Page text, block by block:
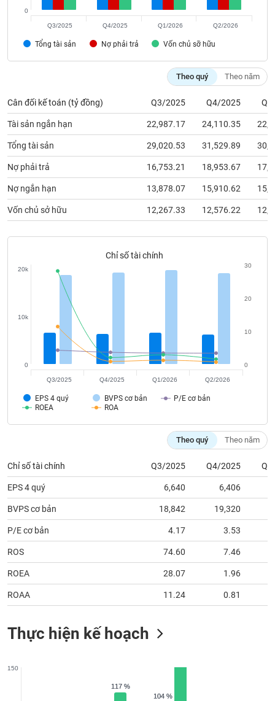
Tổng tài sản Nợ phải trả Vốn chủ sỡ hữu
0
Q3/2025 Q4/2025 Q1/2026 Q2/2026
Theo quý Theo năm
Cân đối kế toán (tỷ đồng) Q3/2025 Q4/2025
Tài sản ngắn hạn 22,987.17 24,110.35
Tổng tài sản 29,020.53 31,529.89
Nợ phải trả 16,753.21 18,953.67
Nợ ngắn hạn 13,878.07 15,910.62
Vốn chủ sở hữu 12,267.33 12,576.22
Chỉ số tài chính
EPS 4 quý BVPS cơ bản
P/E cơ bản
ROEA
ROA
0
10k
20k
0
10
20
30
Q3/2025 Q4/2025 Q1/2026 Q2/2026
Theo quý Theo năm
Chỉ số tài chính Q3/2025 Q4/2025
EPS 4 quý 6,640 6,406
BVPS cơ bản 18,842 19,320
P/E cơ bản 4.17 3.53
ROS 74.60 7.46
ROEA 28.07 1.96
ROAA 11.24 0.81
Thực hiện kế hoạch
104 %
104 %
117 %
117 %
150
Công
tư
Truyền
thông
tài
chính